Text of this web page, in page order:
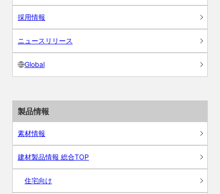
採用情報
ニュースリリース
Global
製品情報
素材情報
建材製品情報 総合TOP
住宅向け